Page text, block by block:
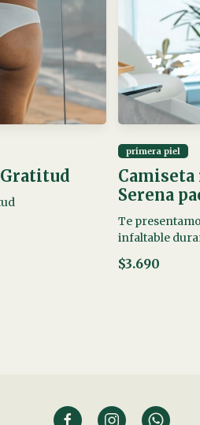
primera piel
Serena
Te
infaltable
$3.690